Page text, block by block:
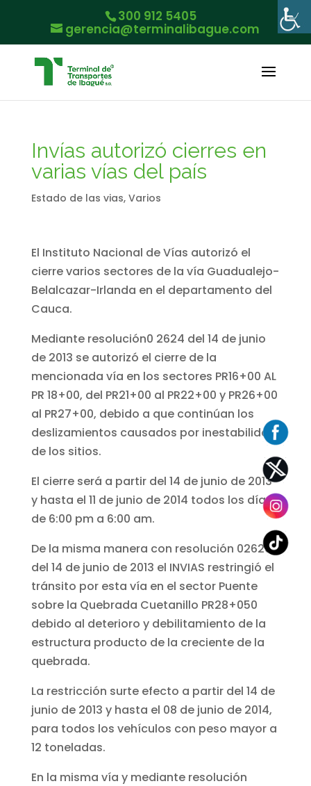
300 912 5405
gerencia@terminalibague.com
Invías autorizó cierres en
varias vías del país
Estado de las vias, Varios
El Instituto Nacional de Vías autorizó el
cierre varios sectores de la vía Guadualejo-
Belalcazar-Irlanda en el departamento del
Cauca.
Mediante resolución0 2624 del 14 de junio
de 2013 se autorizó el cierre de la
mencionada vía en los sectores PR16+00 AL
PR 18+00, del PR21+00 al PR22+00 y PR26+00
al PR27+00, debido a que continúan los
deslizamientos causados por inestabilidad
de los sitios.
El cierre será a partir del 14 de junio de 2013
y hasta el 11 de junio de 2014 todos los días
de 6:00 pm a 6:00 am.
De la misma manera con resolución 02626
del 14 de junio de 2013 el INVIAS restringió el
tránsito por esta vía en el sector Puente
sobre la Quebrada Cuetanillo PR28+050
debido al deterioro y debilitamiento de la
estructura producto de la creciente de la
quebrada.
La restricción surte efecto a partir del 14 de
junio de 2013 y hasta el 08 de junio de 2014,
para todos los vehículos con peso mayor a
12 toneladas.
En la misma vía y mediante resolución